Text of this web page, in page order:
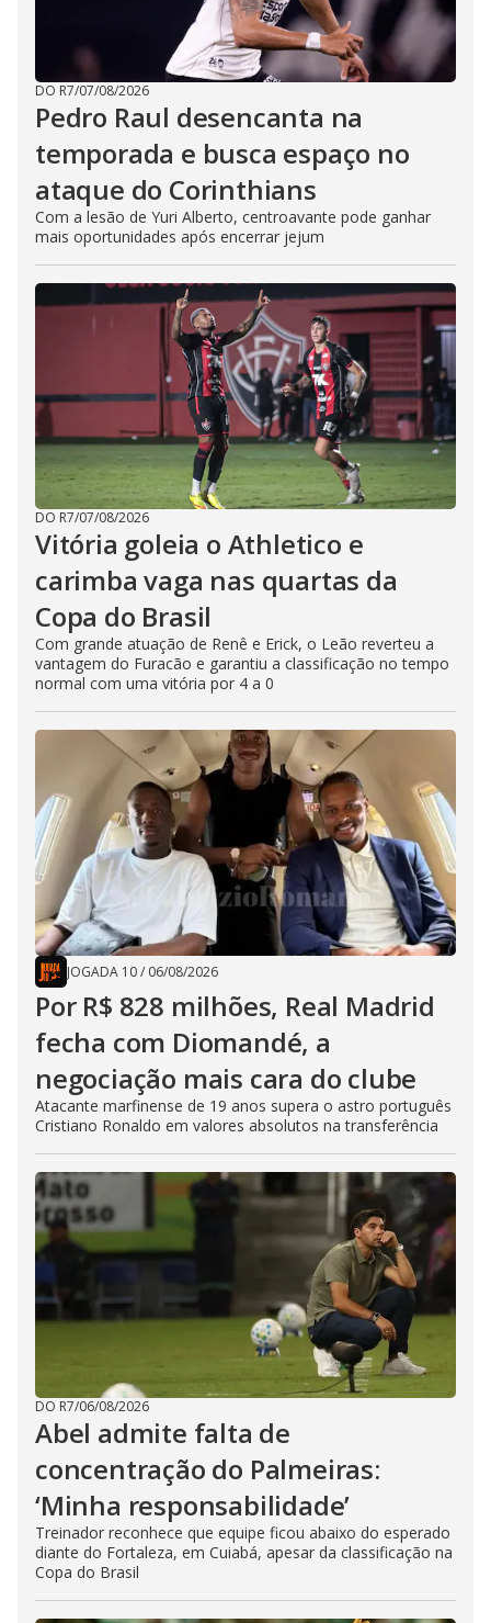
DO R7/07/08/2026
Pedro Raul desencanta na
temporada e busca espaço no
ataque do Corinthians
Com a lesão de Yuri Alberto, centroavante pode ganhar
mais oportunidades após encerrar jejum
DO R7/07/08/2026
Vitória goleia o Athletico e
carimba vaga nas quartas da
Copa do Brasil
Com grande atuação de Renê e Erick, o Leão reverteu a
vantagem do Furacão e garantiu a classificação no tempo
normal com uma vitória por 4 a 0
JOGADA 10/ 06/08/2026
Por R$ 828 milhões, Real Madrid
fecha com Diomandé, a
negociação mais cara do clube
Atacante marfinense de 19 anos supera o astro português
Cristiano Ronaldo em valores absolutos na transferência
DO R7/06/08/2026
Abel admite falta de
concentração do Palmeiras:
‘Minha responsabilidade’
Treinador reconhece que equipe ficou abaixo do esperado
diante do Fortaleza, em Cuiabá, apesar da classificação na
Copa do Brasil